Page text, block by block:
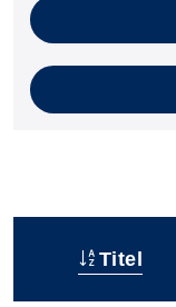
Titel